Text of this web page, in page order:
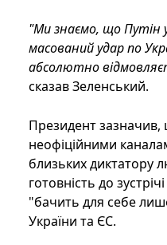
"Ми знаємо, що Путін
масований удар по
абсолютно
сказав Зеленський.
Президент зазначив,
неофіційними
близьких диктатору
готовність до
"бачить для себе
України та ЄС.